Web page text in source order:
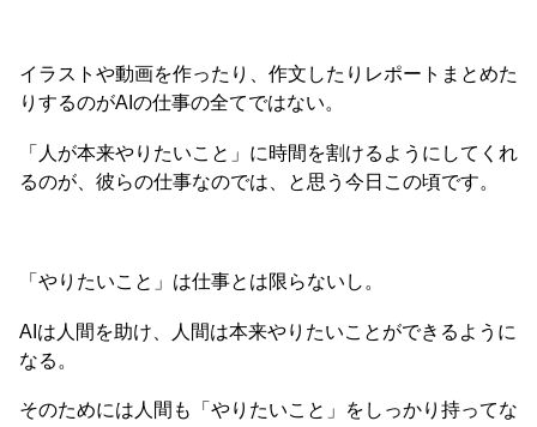
イラストや動画を作ったり、作文したりレポートまとめた
りするのがAIの仕事の全てではない。
「人が本来やりたいこと」に時間を割けるようにしてくれ
るのが、彼らの仕事なのでは、と思う今日この頃です。
「やりたいこと」は仕事とは限らないし。
AIは人間を助け、人間は本来やりたいことができるように
なる。
そのためには人間も「やりたいこと」をしっかり持ってな